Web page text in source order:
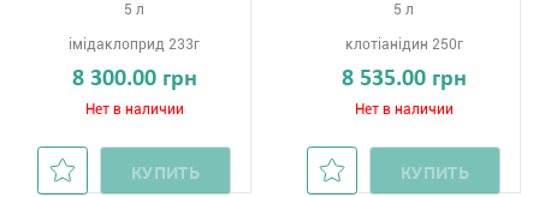
5 л
імідаклоприд 233г
8 300.00 грн
Нет в наличии
КУПИТЬ
5 л
клотіанідин 250г
8 535.00 грн
Нет в наличии
КУПИТЬ